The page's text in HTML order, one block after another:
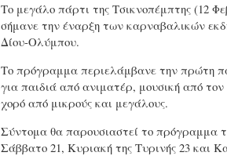
Το μεγάλο πάρτι της Τσικνοπέμπτης (12
σήμανε την έναρξη των καρναβαλικών
Δίου-Ολύμπου.
Το πρόγραμμα περιελάμβανε την πρώτη
για παιδιά από ανιματέρ, μουσική από
χορό από μικρούς και μεγάλους.
Σύντομα θα παρουσιαστεί το πρόγραμμα
Σάββατο 21, Κυριακή της Τυρινής 23 και